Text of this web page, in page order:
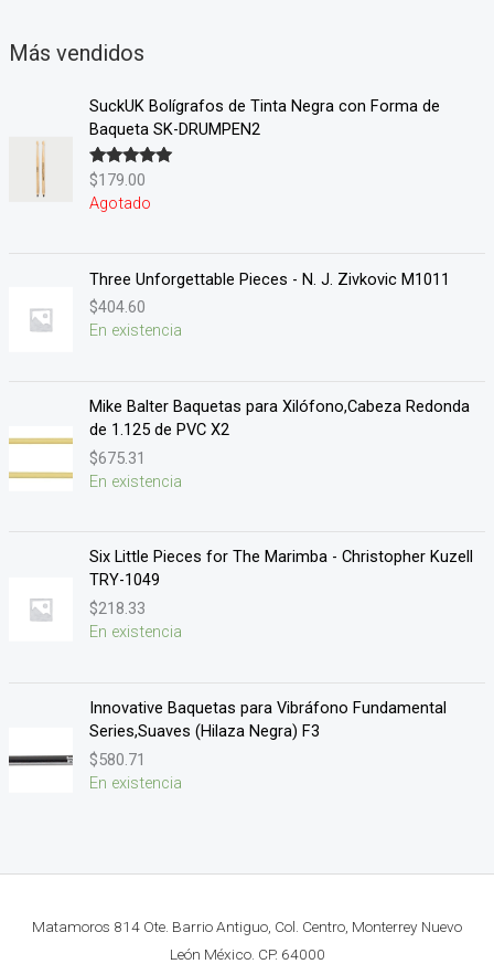
Más vendidos
SuckUK Bolígrafos de Tinta Negra con Forma de
Baqueta SK-DRUMPEN2
Valorado en
5.00 de 5
$179.00
Agotado
Three Unforgettable Pieces - N. J. Zivkovic M1011
$404.60
En existencia
Mike Balter Baquetas para Xilófono,Cabeza Redonda
de 1.125 de PVC X2
$675.31
En existencia
Six Little Pieces for The Marimba - Christopher Kuzell
TRY-1049
$218.33
En existencia
Innovative Baquetas para Vibráfono Fundamental
Series,Suaves (Hilaza Negra) F3
$580.71
En existencia
Matamoros 814 Ote. Barrio Antiguo, Col. Centro, Monterrey Nuevo
León México. CP. 64000